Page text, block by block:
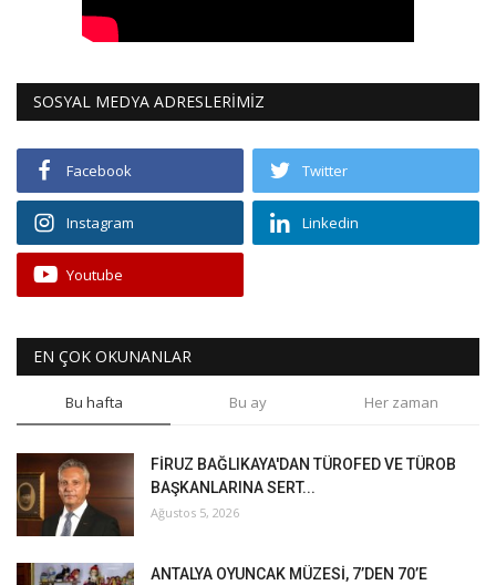
SOSYAL MEDYA ADRESLERİMİZ
Facebook Twitter
Instagram Linkedin
Youtube
EN ÇOK OKUNANLAR
Bu hafta Bu ay Her zaman
FİRUZ BAĞLIKAYA'DAN TÜROFED VE TÜROB
BAŞKANLARINA SERT...
Ağustos 5, 2026
ANTALYA OYUNCAK MÜZESİ, 7’DEN 70’E